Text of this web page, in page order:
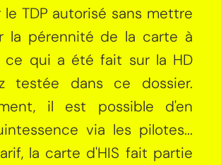
le TDP autorisé sans mettre
la pérennité de la carte à
ce qui a été fait sur la HD
testée dans ce dossier.
il est possible d'en
via les pilotes...
la carte d'HIS fait partie